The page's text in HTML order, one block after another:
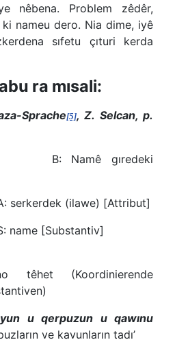
nêbena. Problem zêdêr,
ki nameu dero. Nia dime, iyê
sıfetu çıturi kerda
ra mısali:
Sprache[5], Z. Selcan, p.
Namê gıredeki
(ilawe) [Attribut]
têhet (Koordinierende
u qerpuzun u qawınu
ve kavunların tadı’